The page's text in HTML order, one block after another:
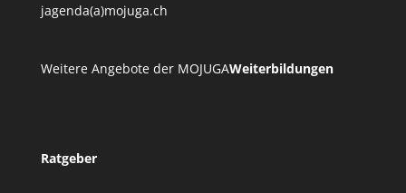
jagenda(a)mojuga.ch
Weitere Angebote der MOJUGAWeiterbildungen
Ratgeber